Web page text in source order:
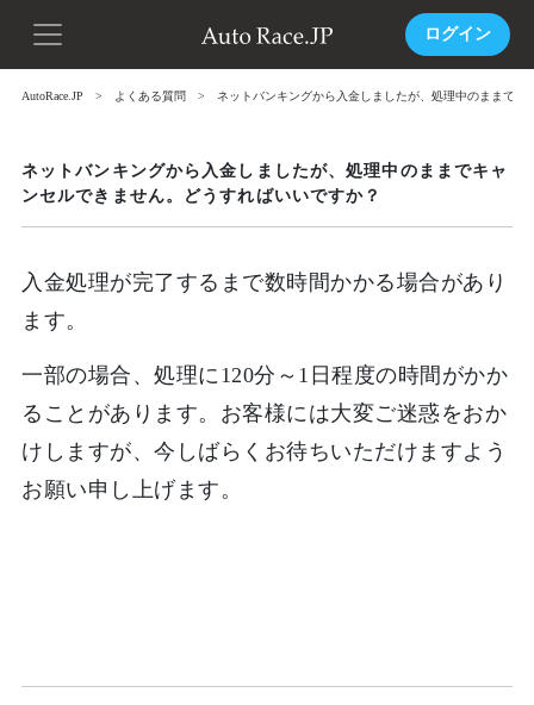
ログイン
AutoRace.JP よくある質問 ネットバンキングから入金しましたが、処理中のままで
ネットバンキングから入金しましたが、処理中のままでキャ
ンセルできません。どうすればいいですか？
入金処理が完了するまで数時間かかる場合があり
ます。
一部の場合、処理に120分～1日程度の時間がかか
ることがあります。お客様には大変ご迷惑をおか
けしますが、今しばらくお待ちいただけますよう
お願い申し上げます。